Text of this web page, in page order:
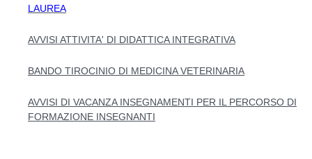
LAUREA
AVVISI ATTIVITA' DI DIDATTICA INTEGRATIVA
BANDO TIROCINIO DI MEDICINA VETERINARIA
AVVISI DI VACANZA INSEGNAMENTI PER IL PERCORSO DI
FORMAZIONE INSEGNANTI